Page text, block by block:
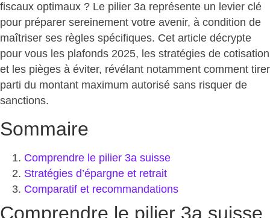
fiscaux optimaux ? Le pilier 3a représente un levier clé
pour préparer sereinement votre avenir, à condition de
maîtriser ses règles spécifiques. Cet article décrypte
pour vous les plafonds 2025, les stratégies de cotisation
et les pièges à éviter, révélant notamment comment tirer
parti du montant maximum autorisé sans risquer de
sanctions.
Sommaire
Comprendre le pilier 3a suisse
Stratégies d’épargne et retrait
Comparatif et recommandations
Comprendre le pilier 3a suisse